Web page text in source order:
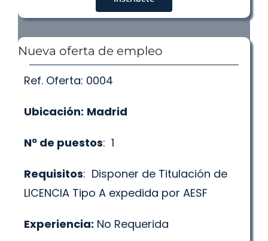
Nueva oferta de empleo
Ref. Oferta: 0004
Ubicación: Madrid
Nº de puestos: 1
Requisitos: Disponer de Titulación de
LICENCIA Tipo A expedida por AESF
Experiencia: No Requerida